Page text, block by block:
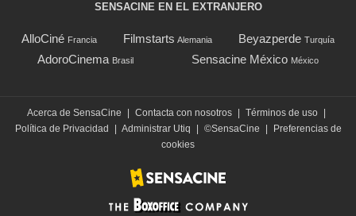
SENSACINE EN EL EXTRANJERO
AlloCiné Francia Filmstarts Alemania Beyazperde Turquía
AdoroCinema Brasil Sensacine México México
Acerca de SensaCine Contacta con nosotros Términos de uso
Política de Privacidad
Administrar Utiq ©SensaCine
Preferencias de
cookies